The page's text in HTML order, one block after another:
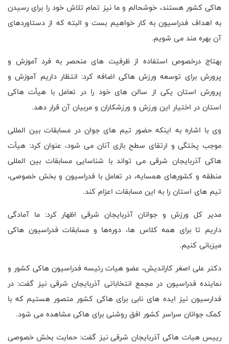
هاکی کشور هستند، خوشحالم و ما نیز تمام تلاش خود را برای رسیدن
به اهداف فدراسیون به کار خواهیم بست و البته که از دستاوردهای
آن بهره مند می شویم.
بهتاج درخصوص استفاده از ظرفیت های منحصر به فرد آموزش و
پرورش برای توسعه ورزش هاکی اضافه کرد: انتظار داریم آموزش و
پرورش استان یکی از سالن های خود را در تعامل با هیأت هاکی
استان در اختیار این ورزش و ورزشکاران و مربیان آن قرار دهد.
وی با اشاره به اینکه حضور تیم های جوان در مسابقات بین المللی
موجب پختگی و ارتقای سطح بازی آنان می شود، عنوان کرد: هیأت
هاکی آذربایجان شرقی می تواند با شناسایی مسابقات بین المللی
منطقه و کشورهای همسایه، در تعامل با فدراسیون و بخش خصوصی،
تیم های استان را به این مسابقات اعزام کند.
مدیر کل ورزش و جوانان آذربایجان شرقی اظهار کرد: ما آمادگی
داریم تا برای همه کلاس ها، دوره‌ها و مسابقات فدراسیون هاکی
میزبانی کنیم.
دکتر علی اصغر کاراندیش، عضو هیات رئیسه فدراسیون هاکی کشور و
نماینده فدراسیون در مجمع انتخاباتی آذربایجان شرقی نیز گفت: در
فدارسیون نیز ایده های نابی برای هاکی کشور متصور هستیم که با
کمک جوانان سراسر کشور افق روشنی برای هاکی مشاهده می شود.
رییس هیات هاکی آذربایجان شرقی نیز گفت: حمایت بخش خصوصی